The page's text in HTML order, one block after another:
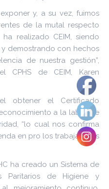
y, a su vez, fuimos
de la mutal respecto
realizado CEIM, siendo
demostrando con hechos
de nuestra gestión”,
CPHS de CEIM, Karen
obtener el Certificado
a la labor de
“lo cual nos confirma
en pro los trabajadores
ha creado un Sistema de
Paritarios de Higiene y